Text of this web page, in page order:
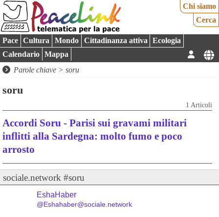
Chi siamo
Cerca
Pace Cultura Mondo Cittadinanza attiva
Ecologia
Calendario
Mappa
Parole chiave > soru
soru
1 Articoli
Accordi Soru - Parisi sui gravami militari
inflitti alla Sardegna: molto fumo e poco
arrosto
sociale.network #soru
EshaHaber
@Eshahaber@sociale.network